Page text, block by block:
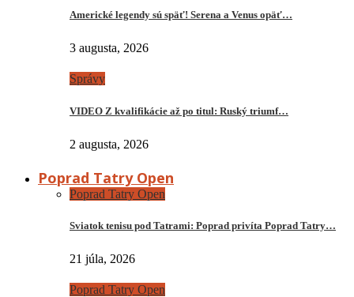
Americké legendy sú späť! Serena a Venus opäť…
3 augusta, 2026
Správy
VIDEO Z kvalifikácie až po titul: Ruský triumf…
2 augusta, 2026
Poprad Tatry Open
Poprad Tatry Open
Sviatok tenisu pod Tatrami: Poprad privíta Poprad Tatry…
21 júla, 2026
Poprad Tatry Open